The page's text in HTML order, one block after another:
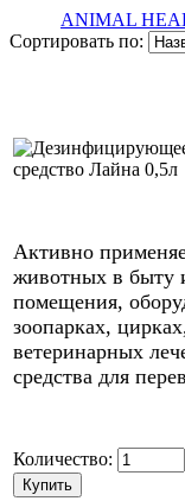
ANIMAL
Сортировать по:
Активно
животных в быту
помещения,
зоопарках,
ветеринарных
средства для
Количество: